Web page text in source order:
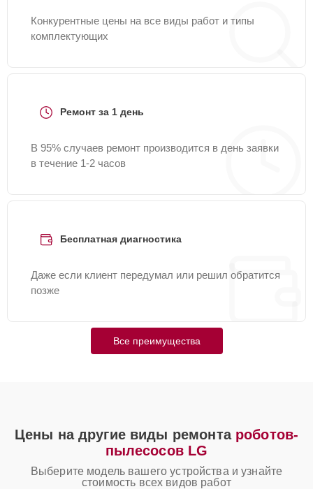
Конкурентные цены на все виды работ и типы
комплектующих
Ремонт за 1 день
В 95% случаев ремонт производится в день заявки
в течение 1-2 часов
Бесплатная диагностика
Даже если клиент передумал или решил обратится
позже
Все преимущества
Цены на другие виды ремонта роботов-
пылесосов LG
Выберите модель вашего устройства и узнайте
стоимость всех видов работ